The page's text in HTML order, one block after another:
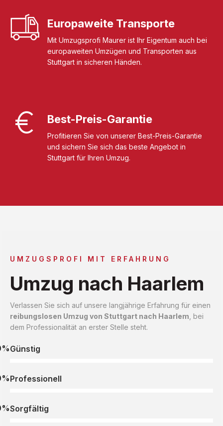
Europaweite Transporte
Mit Umzugsprofi Maurer ist Ihr Eigentum auch bei
europaweiten Umzügen und Transporten aus
Stuttgart in sicheren Händen.
Best-Preis-Garantie
Profitieren Sie von unserer Best-Preis-Garantie
und sichern Sie sich das beste Angebot in
Stuttgart für Ihren Umzug.
UMZUGSPROFI MIT ERFAHRUNG
Umzug nach Haarlem
Verlassen Sie sich auf unsere langjährige Erfahrung für einen
reibungslosen Umzug von Stuttgart nach Haarlem , bei
dem Professionalität an erster Stelle steht.
Günstig
Professionell
Sorgfältig